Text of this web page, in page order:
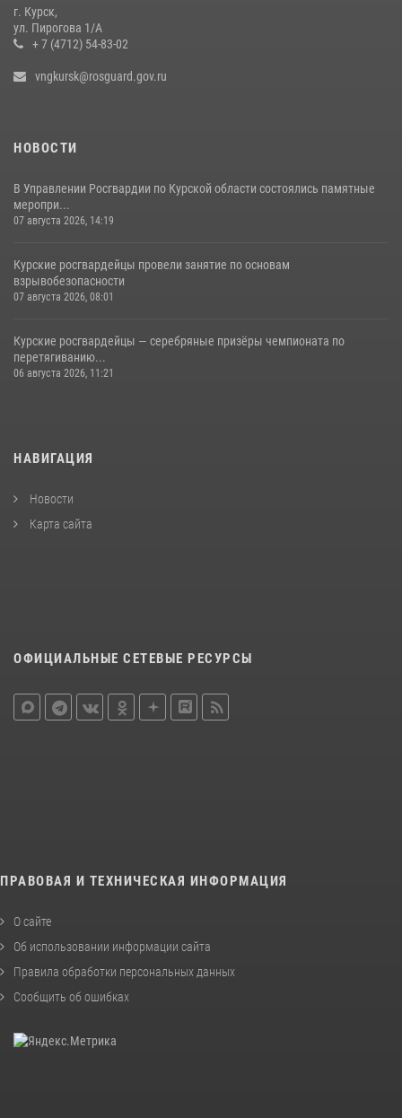
09 июля 2026, 11:04
г. Курск,
ул. Пирогова 1/А
+ 7 (4712) 54-83-02
vngkursk@rosguard.gov.ru
НОВОСТИ
В Управлении Росгвардии по Курской области состоялись памятные
меропри...
07 августа 2026, 14:19
Курские росгвардейцы провели занятие по основам
взрывобезопасности
07 августа 2026, 08:01
Курские росгвардейцы — серебряные призёры чемпионата по
перетягиванию...
06 августа 2026, 11:21
НАВИГАЦИЯ
Новости
Карта сайта
ОФИЦИАЛЬНЫЕ СЕТЕВЫЕ РЕСУРСЫ
ПРАВОВАЯ И ТЕХНИЧЕСКАЯ ИНФОРМАЦИЯ
О сайте
Об использовании информации сайта
Правила обработки персональных данных
Сообщить об ошибках